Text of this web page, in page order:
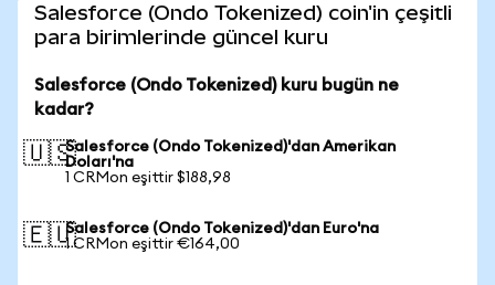
Salesforce (Ondo Tokenized) coin'in çeşitli
para birimlerinde güncel kuru
Salesforce (Ondo Tokenized) kuru bugün ne
kadar?
🇺🇸Salesforce (Ondo Tokenized)'dan Amerikan
Doları'na
1 CRMon eşittir $188,98
🇪🇺Salesforce (Ondo Tokenized)'dan Euro'na
1 CRMon eşittir €164,00